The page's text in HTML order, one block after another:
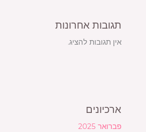
תגובות אחרונות
אין תגובות להציג.
ארכיונים
פברואר 2025